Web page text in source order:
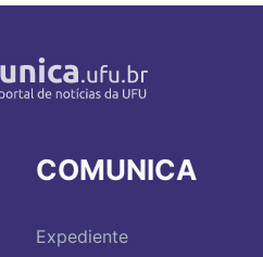
COMUNICA
Expediente